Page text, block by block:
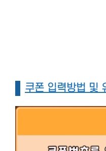
쿠폰 입력방법 및